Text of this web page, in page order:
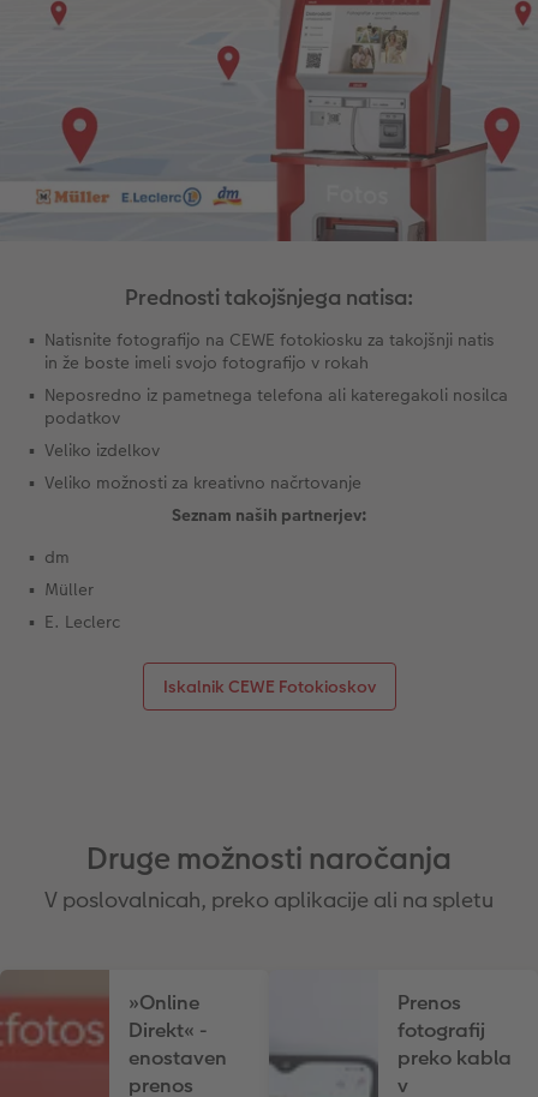
Prednosti takojšnjega natisa:
Natisnite fotografijo na CEWE fotokiosku za takojšnji natis
in že boste imeli svojo fotografijo v rokah
Neposredno iz pametnega telefona ali kateregakoli nosilca
podatkov
Veliko izdelkov
Veliko možnosti za kreativno načrtovanje
Seznam naših partnerjev:
dm
Müller
E. Leclerc
Iskalnik CEWE Fotokioskov
Druge možnosti naročanja
V poslovalnicah, preko aplikacije ali na spletu
»Online
Direkt« -
enostaven
prenos
Prenos
fotografij
preko kabla
v